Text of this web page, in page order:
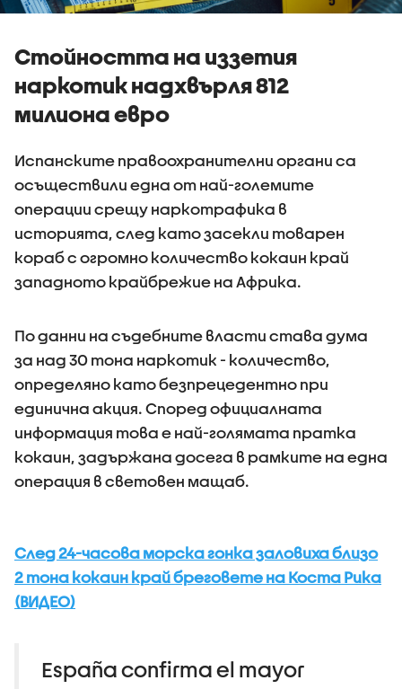
Стойността на иззетия
наркотик надхвърля 812
милиона евро
Испанските правоохранителни органи са
осъществили една от най-големите
операции срещу наркотрафика в
историята, след като засекли товарен
кораб с огромно количество кокаин край
западното крайбрежие на Африка.
По данни на съдебните власти става дума
за над 30 тона наркотик - количество,
определяно като безпрецедентно при
единична акция. Според официалната
информация това е най-голямата пратка
кокаин, задържана досега в рамките на една
операция в световен мащаб.
След 24-часова морска гонка заловиха близо
2 тона кокаин край бреговете на Коста Рика
(ВИДЕО)
España confirma el mayor